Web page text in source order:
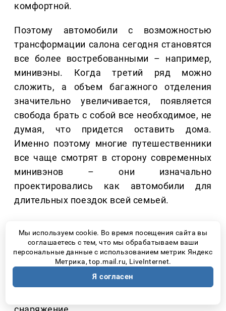
комфортной.
Поэтому автомобили с возможностью
трансформации салона сегодня становятся
все более востребованными – например,
минивэны. Когда третий ряд можно
сложить, а объем багажного отделения
значительно увеличивается, появляется
свобода брать с собой все необходимое, не
думая, что придется оставить дома.
Именно поэтому многие путешественники
все чаще смотрят в сторону современных
минивэнов – они изначально
проектировались как автомобили для
длительных поездок всей семьей.
легко складывается, благодаря чему
багажное пространство можно увеличить
под конкретную поездку. Это позволяет
без труда разместить чемоданы,
Мы используем cookie. Во время посещения сайта вы
соглашаетесь с тем, что мы обрабатываем ваши
персональные данные с использованием метрик Яндекс
Метрика, top.mail.ru, LiveInternet.
Я согласен